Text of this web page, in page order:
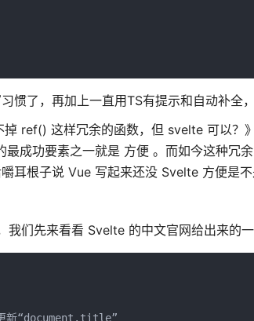
惯了，再加上一直用TS有提示和自动补全
ref() 这样冗余的函数，但 svelte 可以？
成功要素之一就是 方便 。而如今这种冗
耳根子说 Vue 写起来还没 Svelte 方便是
们先来看看 Svelte 的中文官网给出来的一
新“document.title”